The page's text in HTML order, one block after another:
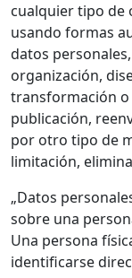
cualquier tipo de
usando formas
datos
organización,
transformación o
publicación,
por otro tipo de
limitación,
„Datos
sobre una
Una persona
identificarse